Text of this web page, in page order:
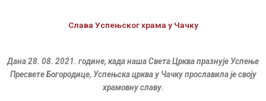
Слава Успењског храма у Чачку
Дана 28. 08. 2021. године, када наша Света Црква празнује Успење
Пресвете Богородице, Успењска црква у Чачку прославила је своју
храмовну славу.